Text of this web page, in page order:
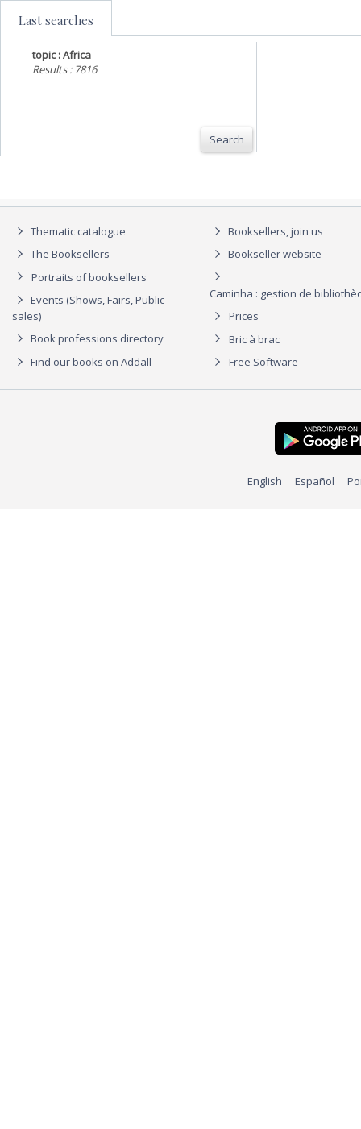
Last searches
topic : Africa
Results : 7816
Search
Thematic catalogue
The Booksellers
Portraits of booksellers
Events (Shows, Fairs, Public
sales)
Book professions directory
Find our books on Addall
Booksellers, join us
Bookseller website
Caminha : gestion de
Prices
Bric à brac
Free Software
English Español